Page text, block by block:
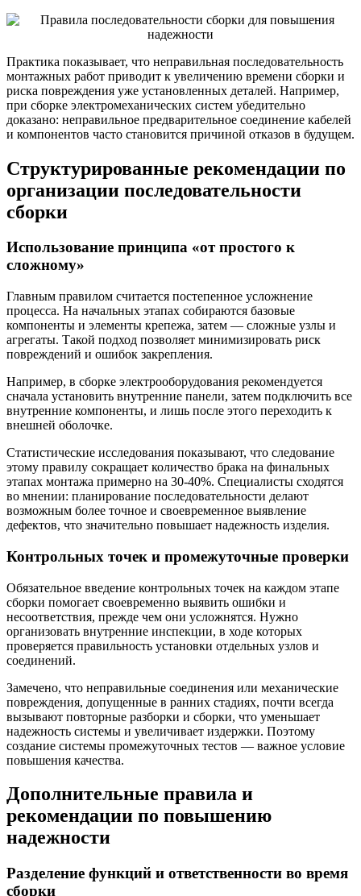
Практика показывает, что неправильная последовательность
монтажных работ приводит к увеличению времени сборки и
риска повреждения уже установленных деталей. Например,
при сборке электромеханических систем убедительно
доказано: неправильное предварительное соединение кабелей
и компонентов часто становится причиной отказов в будущем.
Структурированные рекомендации по
организации последовательности
сборки
Использование принципа «от простого к
сложному»
Главным правилом считается постепенное усложнение
процесса. На начальных этапах собираются базовые
компоненты и элементы крепежа, затем — сложные узлы и
агрегаты. Такой подход позволяет минимизировать риск
повреждений и ошибок закрепления.
Например, в сборке электрооборудования рекомендуется
сначала установить внутренние панели, затем подключить все
внутренние компоненты, и лишь после этого переходить к
внешней оболочке.
Статистические исследования показывают, что следование
этому правилу сокращает количество брака на финальных
этапах монтажа примерно на 30-40%. Специалисты сходятся
во мнении: планирование последовательности делают
возможным более точное и своевременное выявление
дефектов, что значительно повышает надежность изделия.
Контрольных точек и промежуточные проверки
Обязательное введение контрольных точек на каждом этапе
сборки помогает своевременно выявить ошибки и
несоответствия, прежде чем они усложнятся. Нужно
организовать внутренние инспекции, в ходе которых
проверяется правильность установки отдельных узлов и
соединений.
Замечено, что неправильные соединения или механические
повреждения, допущенные в ранних стадиях, почти всегда
вызывают повторные разборки и сборки, что уменьшает
надежность системы и увеличивает издержки. Поэтому
создание системы промежуточных тестов — важное условие
повышения качества.
Дополнительные правила и
рекомендации по повышению
надежности
Разделение функций и ответственности во время
сборки